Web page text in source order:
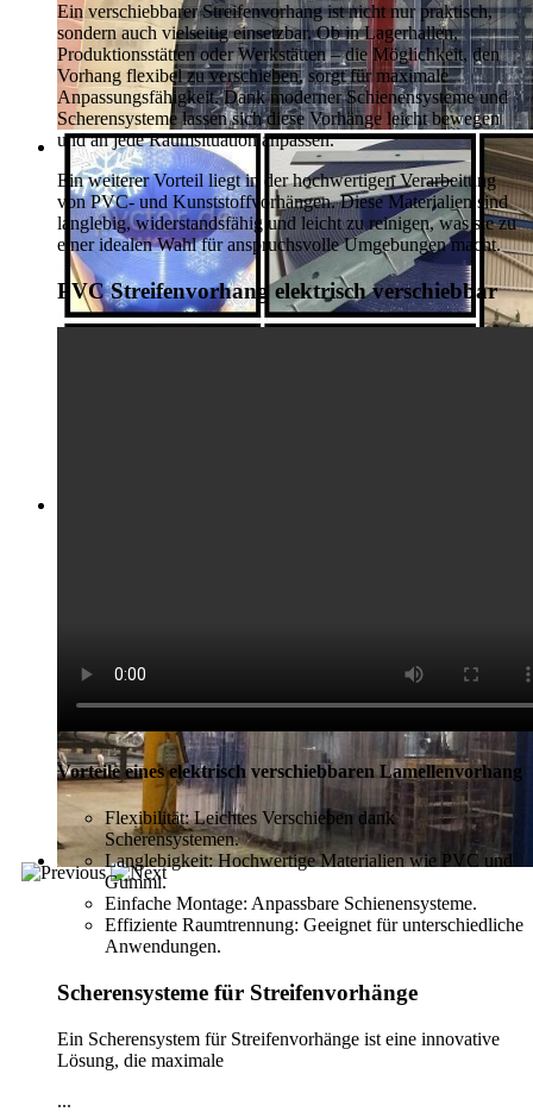
Ein verschiebbarer Streifenvorhang ist nicht nur praktisch,
sondern auch vielseitig einsetzbar. Ob in Lagerhallen,
Produktionsstätten oder Werkstätten – die Möglichkeit, den
Vorhang flexibel zu verschieben, sorgt für maximale
Anpassungsfähigkeit. Dank moderner Schienensysteme und
Scherensysteme lassen sich diese Vorhänge leicht bewegen
und an jede Raumsituation anpassen.
Ein weiterer Vorteil liegt in der hochwertigen Verarbeitung
von PVC- und Kunststoffvorhängen. Diese Materialien sind
langlebig, widerstandsfähig und leicht zu reinigen, was sie zu
einer idealen Wahl für anspruchsvolle Umgebungen macht.
PVC Streifenvorhang elektrisch verschiebbar
Vorteile eines elektrisch verschiebbaren Lamellenvorhang
Flexibilität: Leichtes Verschieben dank
Scherensystemen.
Langlebigkeit: Hochwertige Materialien wie PVC und
Gummi.
Einfache Montage: Anpassbare Schienensysteme.
Effiziente Raumtrennung: Geeignet für unterschiedliche
Anwendungen.
Scherensysteme für Streifenvorhänge
Ein Scherensystem für Streifenvorhänge ist eine innovative
Lösung, die maximale
...